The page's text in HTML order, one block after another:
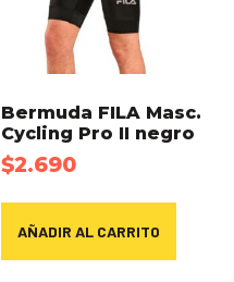
Bermuda FILA Masc.
Cycling Pro II negro
$2.690
AÑADIR AL CARRITO